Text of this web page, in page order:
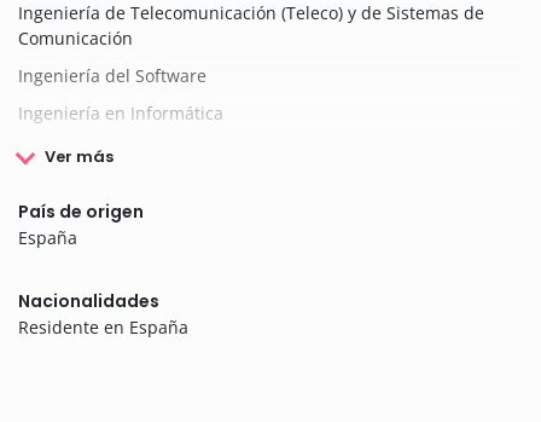
Ingeniería de Telecomunicación (Teleco) y de Sistemas de
Comunicación
Ingeniería del Software
Ingeniería en Informática
Ver más
País de origen
España
Nacionalidades
Residente en España